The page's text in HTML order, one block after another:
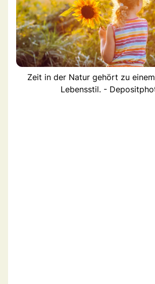
Zeit in der Natur gehört zu
Lebensstil. -